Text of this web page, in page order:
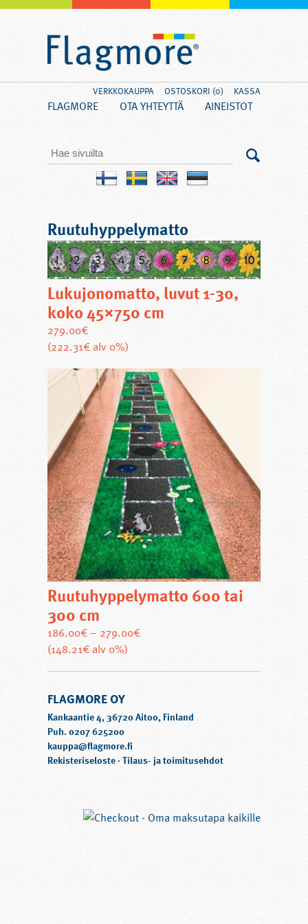
FLAGMORE OTA YHTEYTTÄ AINEISTOT
VERKKOKAUPPA OSTOSKORI (0) KASSA
Ruutuhyppelymatto
Lukujonomatto, luvut 1-30,
koko 45×750 cm
279.00€
(222.31€ alv 0%)
Ruutuhyppelymatto 600 tai
300 cm
186.00€– 279.00€
(148.21€ alv 0%)
muunnelma.
tehdä
valinnat
FLAGMORE OY
Kankaantie 4, 36720 Aitoo, Finland
Puh. 0207 625200
kauppa@flagmore.fi
Rekisteriseloste·Tilaus- ja toimitusehdot